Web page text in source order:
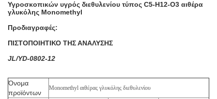
Υγροσκοπικών υγρός διεθυλενίου τύπος C5-H12-O3 αιθέρα
γλυκόλης Monomethyl
Προδιαγραφές:
ΠΙΣΤΟΠΟΙΗΤΙΚΟ ΤΗΣ ΑΝΑΛΥΣΗΣ
JL/YD-0802-12
Όνομα
προϊόντων
Monomethyl αιθέρας γλυκόλης διεθυλενίου